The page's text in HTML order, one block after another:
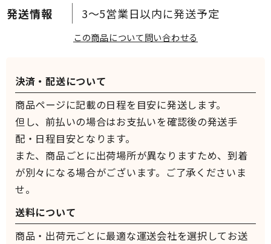
3～5営業日以内に発送予定
この商品について問い合わせる
決済・配送について
商品ページに記載の日程を目安に発送します。
但し、前払いの場合はお支払いを確認後の発送手
配・日程目安となります。
また、商品ごとに出荷場所が異なりますため、到着
が別々になる場合がございます。ご了承くださいま
せ。
送料について
商品・出荷元ごとに最適な運送会社を選択してお送